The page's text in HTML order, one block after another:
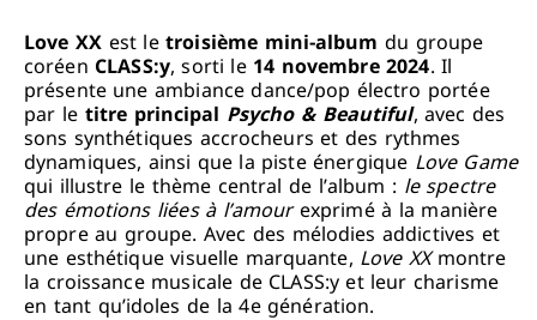
Love XX est letroisième mini-album du groupe
coréen CLASS:y, sorti le 14 novembre 2024. Il
présente une ambiance dance/pop électro portée
par le titre principal Psycho & Beautiful, avec des
sons synthétiques accrocheurs et des rythmes
dynamiques, ainsi que la piste énergique Love Game
qui illustre le thème central de l’album : le spectre
des émotions liées à l’amourexprimé à la manière
propre au groupe. Avec des mélodies addictives et
une esthétique visuelle marquante, Love XXmontre
la croissance musicale de CLASS:y et leur charisme
en tant qu’idoles de la 4e génération.